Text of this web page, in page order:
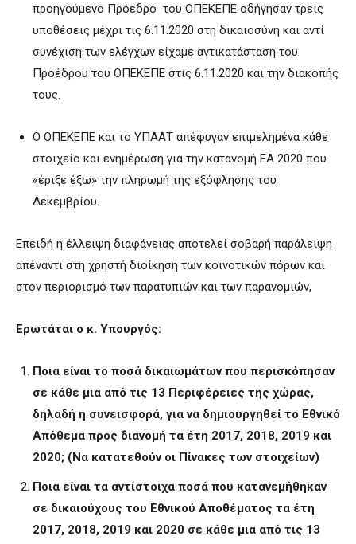
προηγούμενο Πρόεδρο του ΟΠΕΚΕΠΕ οδήγησαν τρεις
υποθέσεις μέχρι τις 6.11.2020 στη δικαιοσύνη και αντί
συνέχιση των ελέγχων είχαμε αντικατάσταση του
Προέδρου του ΟΠΕΚΕΠΕ στις 6.11.2020 και την διακοπής
τους.
Ο ΟΠΕΚΕΠΕ και το ΥΠΑΑΤ απέφυγαν επιμελημένα κάθε
στοιχείο και ενημέρωση για την κατανομή ΕΑ 2020 που
«έριξε έξω» την πληρωμή της εξόφλησης του
Δεκεμβρίου.
Επειδή η έλλειψη διαφάνειας αποτελεί σοβαρή παράλειψη
απέναντι στη χρηστή διοίκηση των κοινοτικών πόρων και
στον περιορισμό των παρατυπιών και των παρανομιών,
Ερωτάται ο κ. Υπουργός:
Ποια είναι το ποσά δικαιωμάτων που περισκόπησαν
σε κάθε μια από τις 13 Περιφέρειες της χώρας,
δηλαδή η συνεισφορά, για να δημιουργηθεί το Εθνικό
Απόθεμα προς διανομή τα έτη 2017, 2018, 2019 και
2020; (Να κατατεθούν οι Πίνακες των στοιχείων)
Ποια είναι τα αντίστοιχα ποσά που κατανεμήθηκαν
σε δικαιούχους του Εθνικού Αποθέματος τα έτη
2017, 2018, 2019 και 2020 σε κάθε μια από τις 13